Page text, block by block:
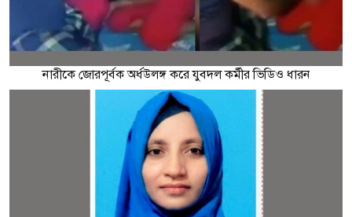
নারীকে জোরপূর্বক অর্ধউলঙ্গ করে যুবদল কর্মীর ভিডিও ধারন